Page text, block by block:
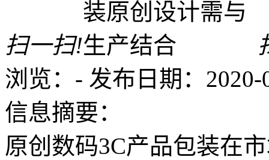
扫一扫!
浏览： - 发布日期：2020-
信息摘要：
原创数码3C产品包装在